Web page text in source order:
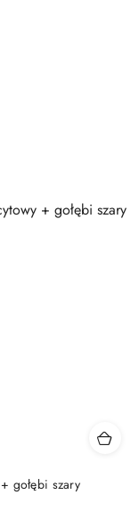
gołębi szary